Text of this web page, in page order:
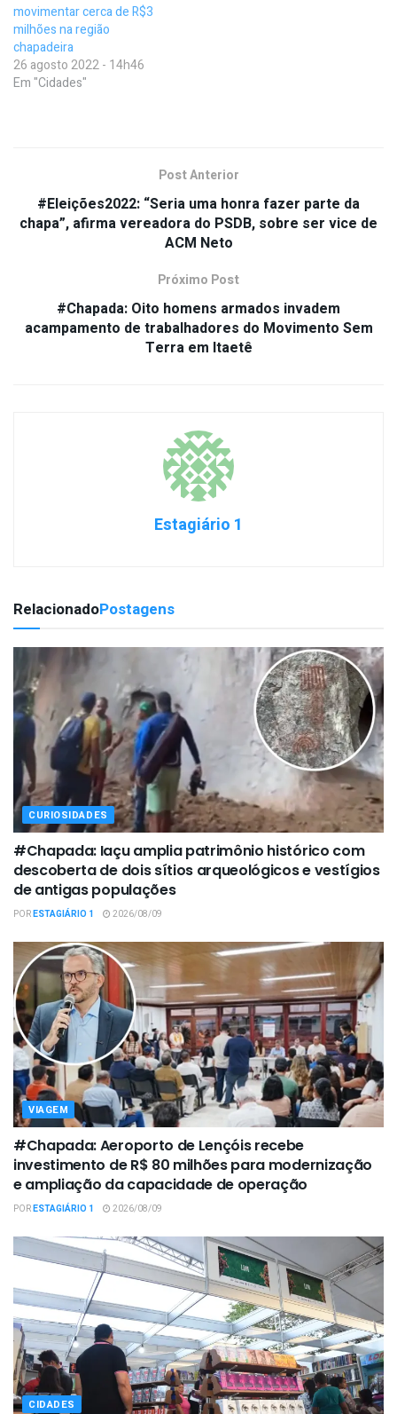
movimentar cerca de R$3
milhões na região
chapadeira
26 agosto 2022 - 14h46
Em "Cidades"
Post Anterior
#Eleições2022: “Seria uma honra fazer parte da
chapa”, afirma vereadora do PSDB, sobre ser vice de
ACM Neto
Próximo Post
#Chapada: Oito homens armados invadem
acampamento de trabalhadores do Movimento Sem
Terra em Itaetê
Estagiário 1
RelacionadoPostagens
CURIOSIDADES
#Chapada: Iaçu amplia patrimônio histórico com
descoberta de dois sítios arqueológicos e vestígios
de antigas populações
PORESTAGIÁRIO 1 2026/08/09
VIAGEM
#Chapada: Aeroporto de Lençóis recebe
investimento de R$ 80 milhões para modernização
e ampliação da capacidade de operação
PORESTAGIÁRIO 1 2026/08/09
CIDADES